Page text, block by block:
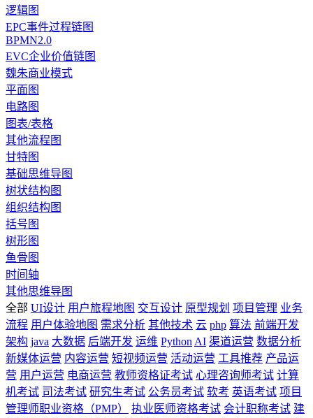
逻辑图
EPC事件过程链图
BPMN2.0
EVC企业价值链图
魏朱商业模式
平面图
电路图
图表/表格
其他流程图
甘特图
基础思维导图
树状结构图
组织结构图
括号图
树形图
鱼骨图
时间轴
其他思维导图
全部 UI设计 用户旅程地图 交互设计 原型规划 项目管理 业务
流程 用户体验地图 需求分析 其他技术 云 php 算法 前端开发
架构 java 大数据 后端开发 运维 Python AI 渠道运营 数据分析
新媒体运营 内容运营 短视频运营 活动运营 工具推荐 产品运
营 用户运营 电商运营 教师资格证考试 心理咨询师考试 计算
机考试 司法考试 研究生考试 公务员考试 软考 英语考试 项目
管理师职业资格（PMP）
执业医师资格考试 会计职称考试 建